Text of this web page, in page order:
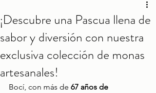
¡Descubre una Pascua llena de
sabor y diversión con nuestra
exclusiva colección de monas
artesanales!
Bocí, con más de 67 años de